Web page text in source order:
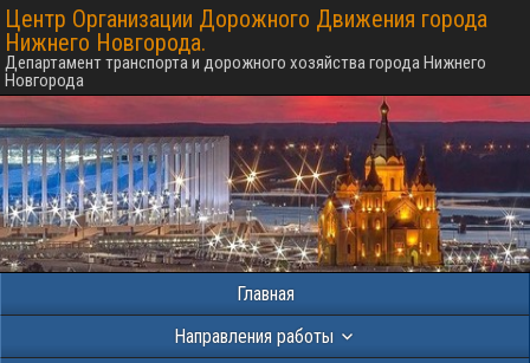
Центр Организации Дорожного Движения города
Нижнего Новгорода.
Департамент транспорта и дорожного хозяйства города Нижнего
Новгорода
Главная
Направления работы